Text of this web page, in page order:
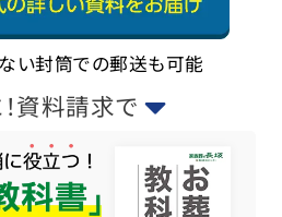
い封筒での郵送も可能
資料請求で